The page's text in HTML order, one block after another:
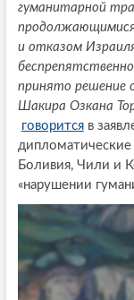
гуманитарной
продолжающимися
и отказом
принято решение
Шакира Озкана
говоритсяв
Боливия, Чили и
«нарушении